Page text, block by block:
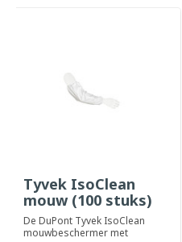
Tyvek IsoClean
mouw (100 stuks)
De DuPont Tyvek IsoClean
mouwbeschermer met